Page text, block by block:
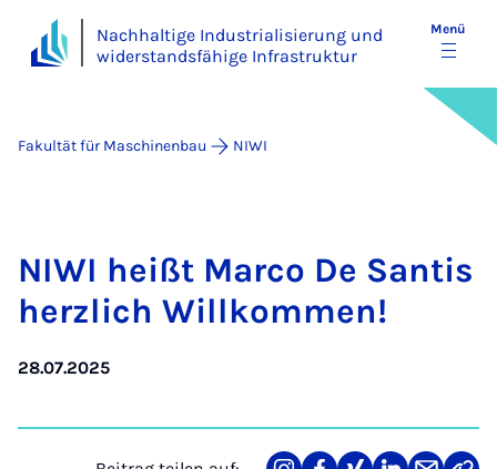
Nachhaltige Industrialisierung und
widerstandsfähige Infrastruktur
Menü
Fakultät für Maschinenbau NIWI
NI­WI heißt Ma­r­co De San­tis
herz­lich Will­kom­men!
28.07.2025